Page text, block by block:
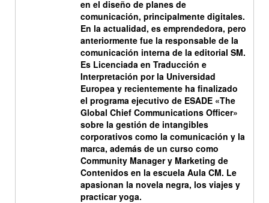
en el diseño de planes de
comunicación, principalmente digitales.
En la actualidad, es emprendedora, pero
anteriormente fue la responsable de la
comunicación interna de la editorial SM.
Es Licenciada en Traducción e
Interpretación por la Universidad
Europea y recientemente ha finalizado
el programa ejecutivo de ESADE «The
Global Chief Communications Officer»
sobre la gestión de intangibles
corporativos como la comunicación y la
marca, además de un curso como
Community Manager y Marketing de
Contenidos en la escuela Aula CM. Le
apasionan la novela negra, los viajes y
practicar yoga.